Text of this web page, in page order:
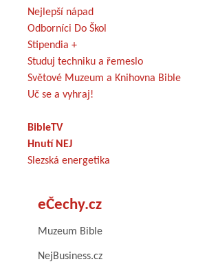
Nejlepší nápad
Odborníci Do Škol
Stipendia +
Studuj techniku a řemeslo
Světové Muzeum a Knihovna Bible
Uč se a vyhraj!
BibleTV
Hnutí NEJ
Slezská energetika
eČechy.cz
Muzeum Bible
NejBusiness.cz